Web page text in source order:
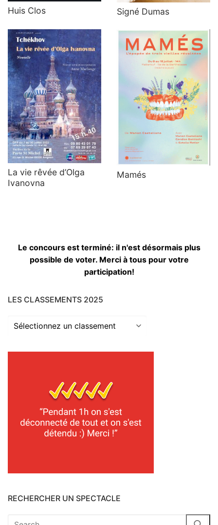
Huis Clos Signé Dumas
La vie rêvée d’Olga
Ivanovna
Mamés
Le concours est terminé: il n'est désormais plus
possible de voter. Merci à tous pour votre
participation!
LES CLASSEMENTS 2025
Les
RECHERCHER UN SPECTACLE
Rechercher